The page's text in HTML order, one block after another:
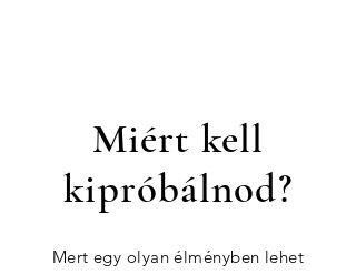
Miért kell
kipróbálnod?
Mert egy olyan élményben lehet